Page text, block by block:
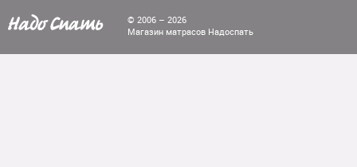
© 2006 – 2026
Магазин матрасов Надоспать